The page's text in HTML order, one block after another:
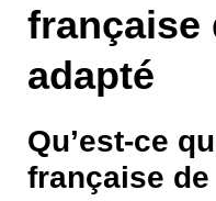
française
adapté
Qu’est-ce
française